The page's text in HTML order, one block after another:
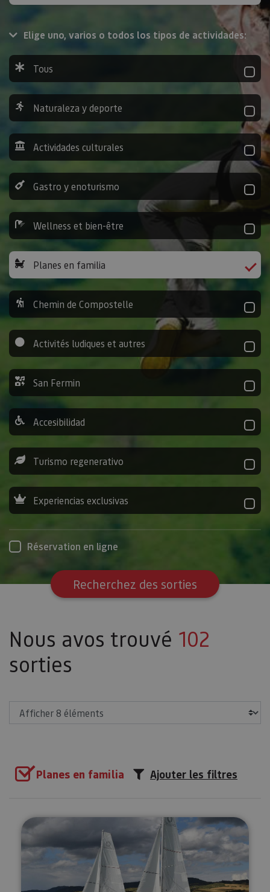
Elige uno, varios o todos los tipos de actividades:
Tous
Naturaleza y deporte
Actividades culturales
Gastro y enoturismo
Wellness et bien-être
Planes en familia
Chemin de Compostelle
Activités ludiques et autres
San Fermin
Accesibilidad
Turismo regenerativo
Experiencias exclusivas
Réservation en ligne
Recherchez des sorties
Nous avos trouvé 102
sorties
Planes en familia Ajouter les filtres
Promenades en voilier